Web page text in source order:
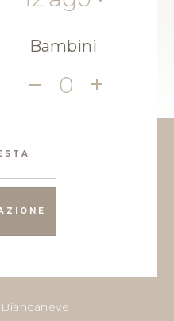
Bambini
0